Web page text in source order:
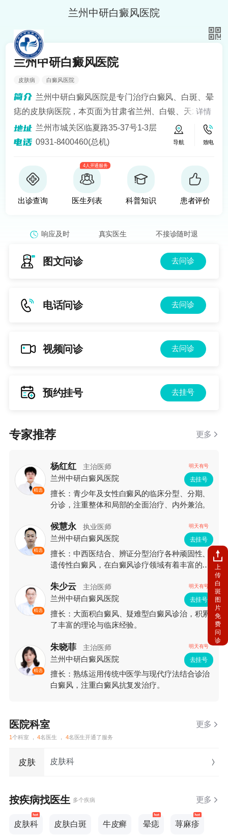
兰州中研白癜风医院
兰州中研白癜风医院
皮肤病 白癜风医院
兰州中研白癜风医院是专门治疗白癜风、白斑、晕
痣的皮肤病医院，本页面为甘肃省兰州、白银、天水、
定西、平凉、宁夏银川、青海西宁等地区患者提供白癜
风知识解答、预约挂号问诊服务。医院开设24小时在线
建立以病人为中心的诚信、理解、和谐的就医环境。
详情
兰州市城关区临夏路35-37号1-3层
0931-8400460(总机)
导航 致电
出诊查询
4人开通服务
医生列表 科普知识 患者评价
响应及时 真实医生 不接诊随时退
图文问诊 去问诊
电话问诊 去问诊
视频问诊 去问诊
预约挂号 去挂号
专家推荐 更多
精选
杨红红 主治医师
兰州中研白癜风医院
明天有号
去挂号
擅长：青少年及女性白癜风的临床分型、分期、
分诊，注重整体和局部的全面治疗、内外兼治。
精选
候慧永 执业医师
兰州中研白癜风医院
明天有号
去挂号
擅长：中西医结合、辨证分型治疗各种顽固性、
遗传性白癜风，在白癜风诊疗领域有着丰富的临
精选
朱少云 主治医师
兰州中研白癜风医院
明天有号
去挂号
擅长：大面积白癜风、疑难型白癜风诊治，积累
了丰富的理论与临床经验。
精选
朱晓菲 主治医师
兰州中研白癜风医院
明天有号
去挂号
擅长：熟练运用传统中医学与现代疗法结合诊治
白癜风，注重白癜风抗复发治疗。
医院科室 更多
1 个科室 ，4名医生 ， 4名医生开通了服务
皮肤 皮肤科
按疾病找医生 多个疾病 更多
皮肤科 皮肤白斑 牛皮癣 晕痣 荨麻疹
上
传
白
斑
图
片
免
费
问
诊